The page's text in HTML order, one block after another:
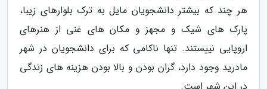
هر چند که بیشتر دانشجویان مایل به ترک بلوارهای زیبا،
پارک های شیک و مجهز و مکان های غنی از هنرهای
اروپایی نییستند. تنها ناکامی که برای دانشجویان در شهر
مادرید وجود دارد، گران بودن و بالا بودن هزینه های زندگی